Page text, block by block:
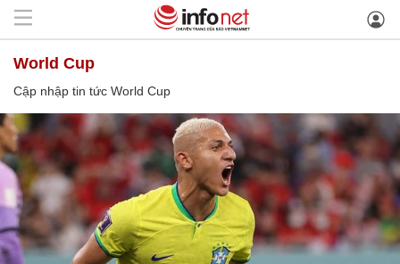
World Cup
Cập nhập tin tức World Cup